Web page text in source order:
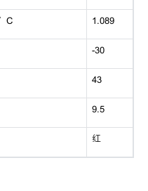
1.089
-30
43
9.5
红